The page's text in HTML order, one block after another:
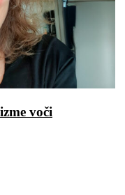
voči